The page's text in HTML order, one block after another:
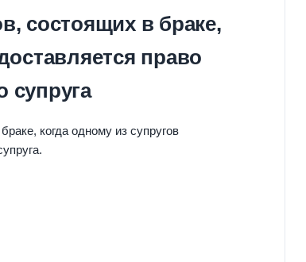
состоящих в браке,
право
супруга
когда одному из супругов